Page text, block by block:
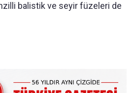
balistik ve seyir füzeleri de